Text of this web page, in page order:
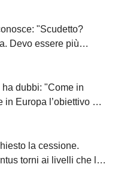
"Scudetto?
Devo essere più
dubbi: "Come in
in Europa l’obiettivo è
la cessione.
torni ai livelli che le